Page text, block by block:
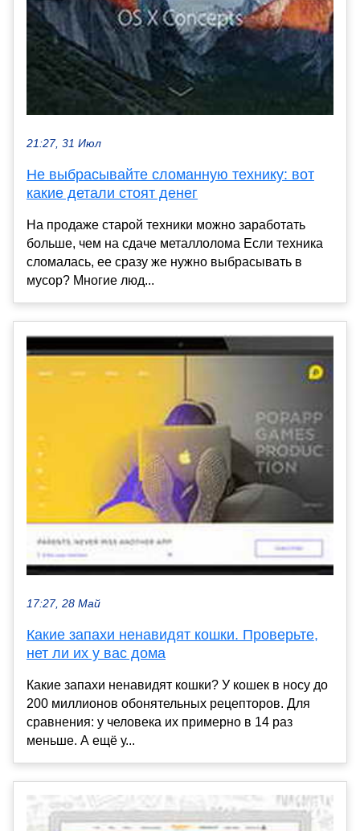
21:27, 31 Июл
Не выбрасывайте сломанную технику: вот
какие детали стоят денег
На продаже старой техники можно заработать
больше, чем на сдаче металлолома Если техника
сломалась, ее сразу же нужно выбрасывать в
мусор? Многие люд...
17:27, 28 Май
Какие запахи ненавидят кошки. Проверьте,
нет ли их у вас дома
Какие запахи ненавидят кошки? У кошек в носу до
200 миллионов обонятельных рецепторов. Для
сравнения: у человека их примерно в 14 раз
меньше. А ещё у...